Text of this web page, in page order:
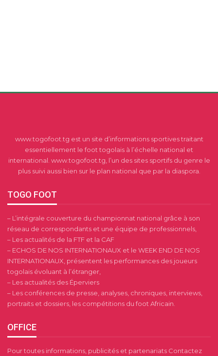
www.togofoot.tg est un site d’informations sportives traitant
essentiellement le foot togolais à l’échelle national et
international. www.togofoot.tg, l’un des sites sportifs du genre le
plus suivi aussi bien sur le plan national que par la diaspora.
TOGO FOOT
– L’intégrale couverture du championnat national grâce à son
réseau de correspondants et une équipe de professionnels,
– Les actualités de la FTF et la CAF
– ECHOS DE NOS INTERNATIONAUX et le WEEK END DE NOS
INTERNATIONAUX, présentent les performances des joueurs
togolais évoluant à l’étranger,
– Les actualités des Éperviers
– Les conférences de presse, analyses, chroniques, interviews,
portraits et dossiers, les compétitions du foot Africain.
OFFICE
Pour toutes informations, publicités et partenariats Contactez